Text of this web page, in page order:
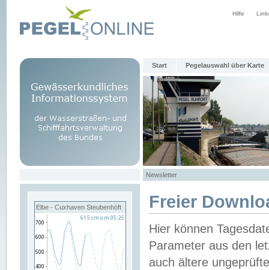
Hilfe
Start Pegelauswahl über Karte
Newsletter
Elbe - Cuxhaven Steubenhöft Freier
Hier können
Parameter aus den
auch ältere